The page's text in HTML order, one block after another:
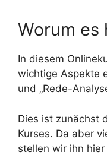
Worum es
In diesem
wichtige Aspekte
und „Rede-
Dies ist zunächst
Kurses. Da aber
stellen wir ihn